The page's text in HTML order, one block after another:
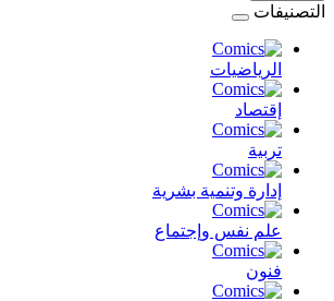
التصنيفات
الرياضيات
إقتصاد
تربية
إدارة وتنمية بشرية
علم نفس وإجتماع
فنون